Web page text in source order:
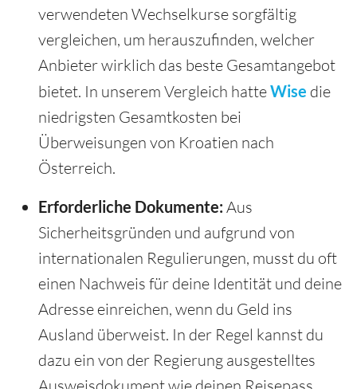
verwendeten Wechselkurse sorgfältig
vergleichen, um herauszufinden, welcher
Anbieter wirklich das beste Gesamtangebot
bietet. In unserem Vergleich hatteWise die
niedrigsten Gesamtkosten bei
Überweisungen von Kroatien nach
Österreich.
Erforderliche Dokumente: Aus
Sicherheitsgründen und aufgrund von
internationalen Regulierungen, musst du oft
einen Nachweis für deine Identität und deine
Adresse einreichen, wenn du Geld ins
Ausland überweist. In der Regel kannst du
dazu ein von der Regierung ausgestelltes